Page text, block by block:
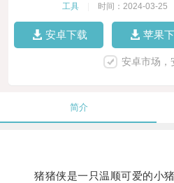
工具 时间：2024-03-25
安卓下载 苹果
安卓市场，
简介
猪猪侠是一只温顺可爱的小猪